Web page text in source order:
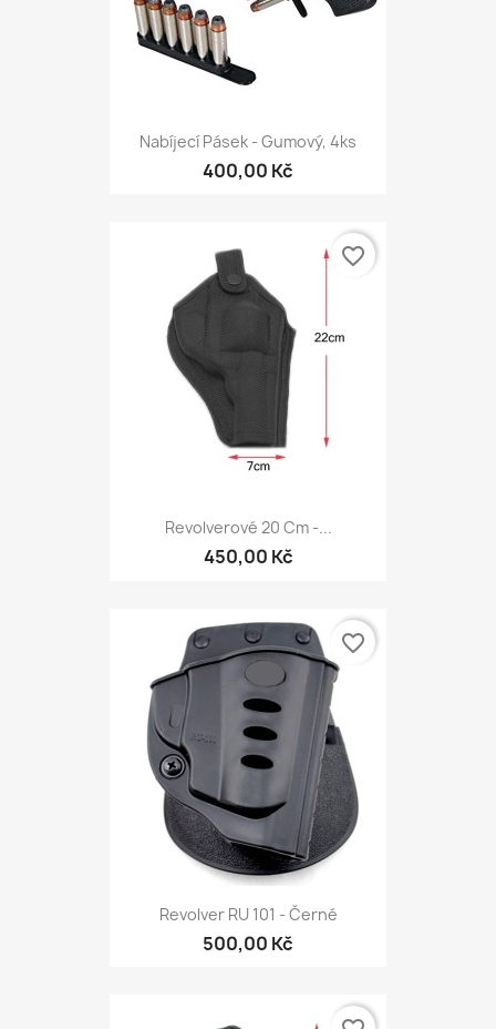
Nabíjecí Pásek - Gumový, 4ks
400,00 Kč
Revolverové 20 Cm -...
450,00 Kč
favorite_border
Revolver RU 101 - Černé
500,00 Kč
favorite_border